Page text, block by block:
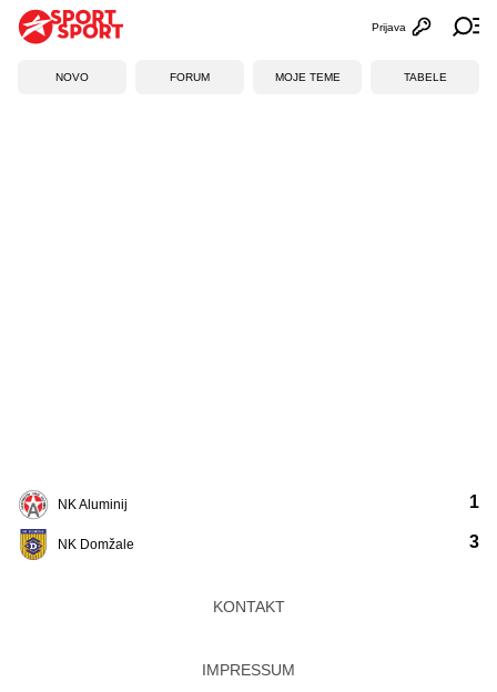
Otvori
Prijava
NOVO FORUM MOJE TEME TABELE
NK Aluminij
NK Domžale
1
3
KONTAKT
IMPRESSUM